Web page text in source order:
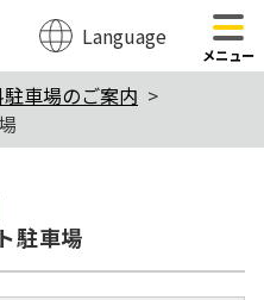
文へ移動
Language
メニュー
車場のご案内
か月
駐車場